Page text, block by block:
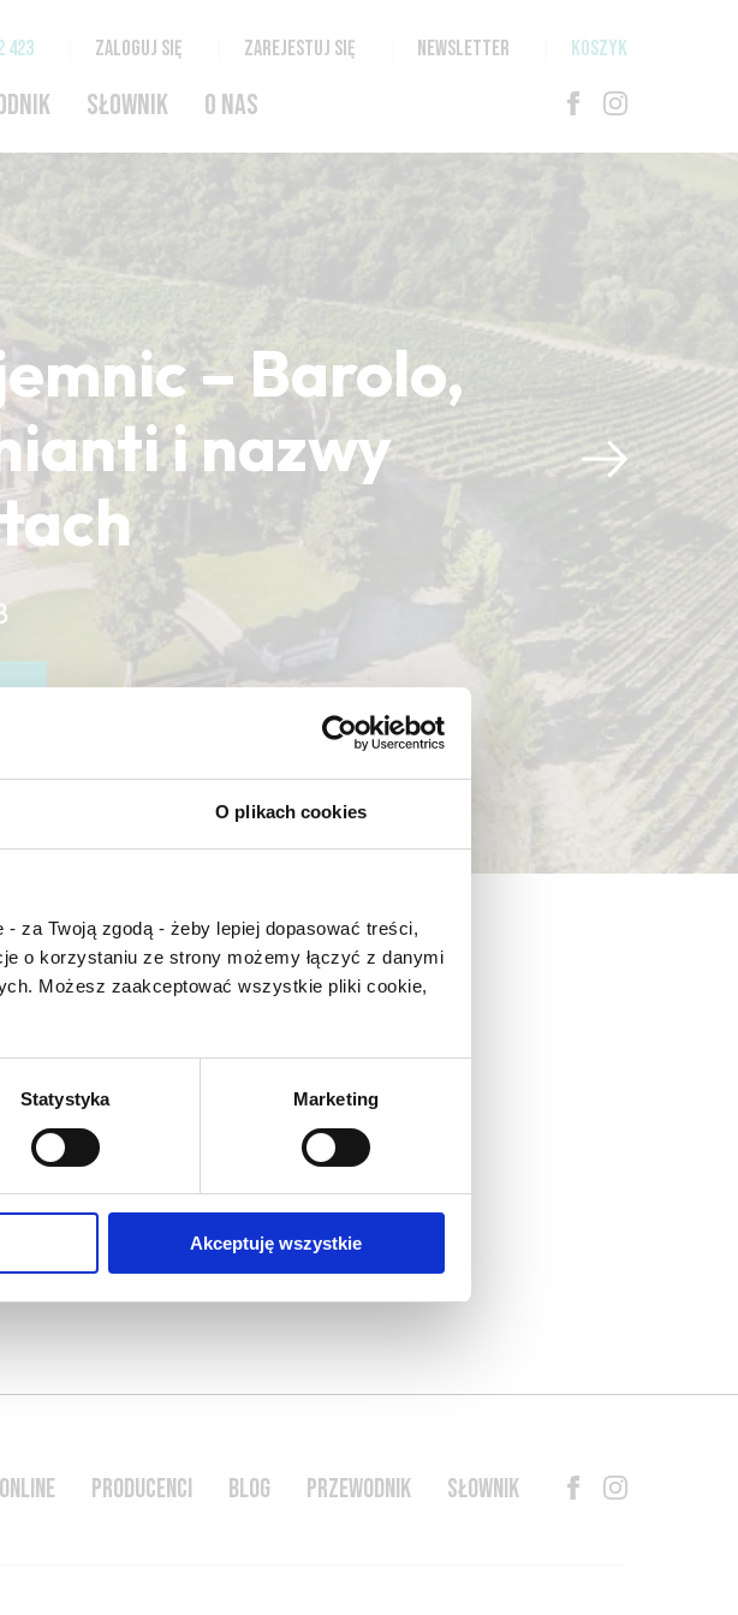
O plikach cookies
- za Twoją zgodą - żeby lepiej dopasować treści,
o korzystaniu ze strony możemy łączyć z danymi
Możesz zaakceptować wszystkie pliki cookie,
Statystyka Marketing
Akceptuję wszystkie
423 ZALOGUJ SIĘ ZAREJESTUJ SIĘ NEWSLETTER KOSZYK
SŁOWNIK O NAS
– Barolo,
i nazwy
PRODUCENCI BLOG PRZEWODNIK SŁOWNIK